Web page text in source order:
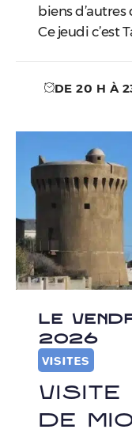
biens d’autres
Ce jeudi c’est
DE 20 H À
LE
2026
VISITES
de